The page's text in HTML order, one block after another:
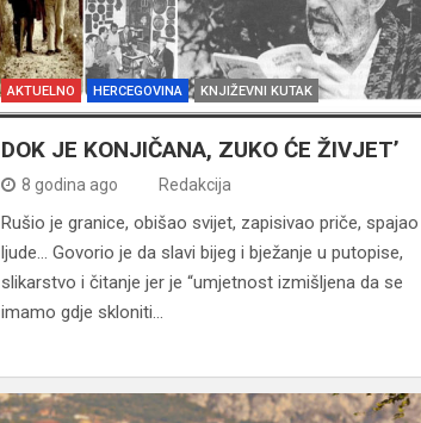
AKTUELNO HERCEGOVINA KNJIŽEVNI KUTAK
DOK JE KONJIČANA, ZUKO ĆE ŽIVJET’
8 godina ago Redakcija
Rušio je granice, obišao svijet, zapisivao priče, spajao
ljude… Govorio je da slavi bijeg i bježanje u putopise,
slikarstvo i čitanje jer je “umjetnost izmišljena da se
imamo gdje skloniti…